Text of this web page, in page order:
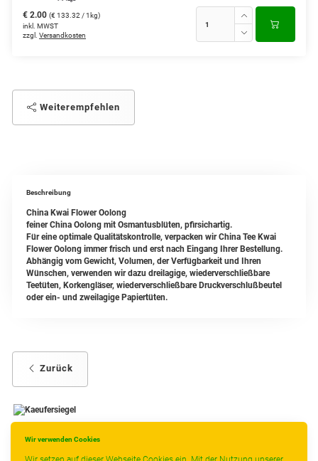
Wir verwenden Cookies
€ 2.00 (€ 133.32 / 1kg)
inkl. MWST
zzgl. Versandkosten
Weiterempfehlen
Beschreibung
China Kwai Flower Oolong
feiner China Oolong mit Osmantusblüten, pfirsichartig.
Für eine optimale Qualitätskontrolle, verpacken wir China Tee Kwai
Flower Oolong immer frisch und erst nach Eingang Ihrer Bestellung.
Abhängig vom Gewicht, Volumen, der Verfügbarkeit und Ihren
Wünschen, verwenden wir dazu dreilagige, wiederverschließbare
Teetüten, Korkengläser, wiederverschließbare Druckverschlußbeutel
oder ein- und zweilagige Papiertüten.
Zurück
- ----------------